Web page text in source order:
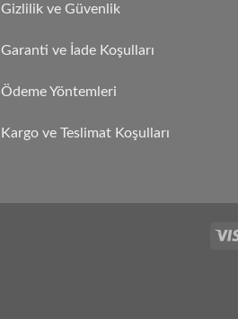
Gizlilik ve Güvenlik
Garanti ve İade Koşulları
Ödeme Yöntemleri
Kargo ve Teslimat Koşulları